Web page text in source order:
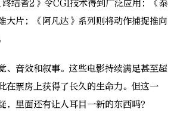
结者2》令CGI技术得到广泛应用；《泰
大片；《阿凡达》系列则将动作捕捉推向
音效和叙事。这些电影持续满足甚至超
在票房上获得了长久的生命力。但这一
里面还有让人耳目一新的东西吗？